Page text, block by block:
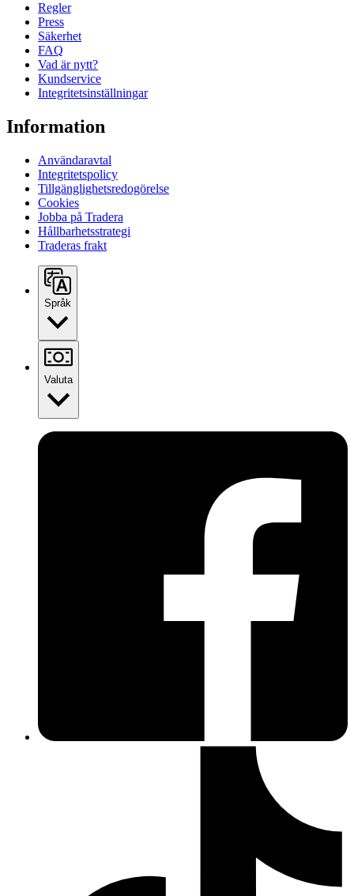
Regler
Press
Säkerhet
FAQ
Vad är nytt?
Kundservice
Integritetsinställningar
Information
Användaravtal
Integritetspolicy
Tillgänglighetsredogörelse
Cookies
Jobba på Tradera
Hållbarhetsstrategi
Traderas frakt
Språk
Valuta